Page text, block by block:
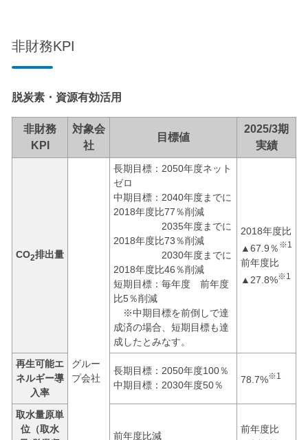
非財務KPI
脱炭素・資源有効活用
非財務
KPI
対象会
社
目標値
2025/3期
実績
CO2排出量
グルー
プ会社
長期目標：2050年度ネット
ゼロ
中期目標：2040年度までに
2018年度比77％削減
2035年度までに
2018年度比73％削減
2030年度までに
2018年度比46％削減
短期目標：毎年度 前年度
比5％削減
※中期目標を前倒しで達
成済の場合、短期目標も達
成したとみなす。
2018年度比
▲67.9％ ※1
前年度比
▲27.8%※1
再生可能エ
ネルギー導
入率
長期目標：2050年度100％
中期目標：2030年度50％
78.7%※1
取水量原単
位（取水
前年度比減
前年度比